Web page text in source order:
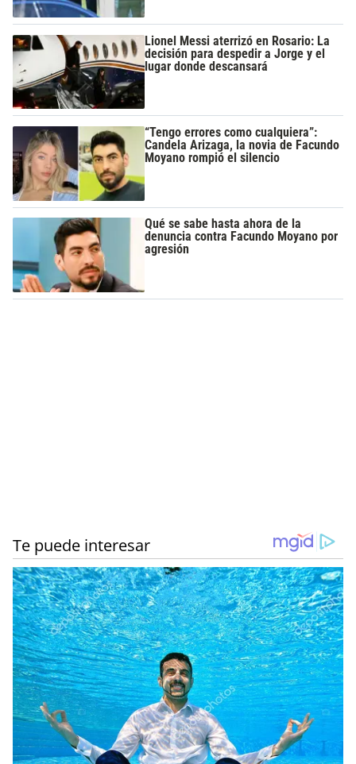
Lionel Messi aterrizó en Rosario: La
decisión para despedir a Jorge y el
lugar donde descansará
“Tengo errores como cualquiera”:
Candela Arizaga, la novia de Facundo
Moyano rompió el silencio
Qué se sabe hasta ahora de la
denuncia contra Facundo Moyano por
agresión